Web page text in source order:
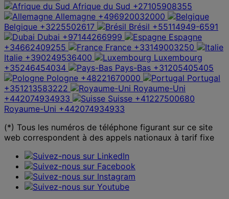
Afrique du Sud +27105908355
Allemagne +496920032000
Belgique +3225502617 Brésil +55114949-6591
Dubai +97144266999
Espagne
+34662409255
France +33149003250
Italie +390249536400
Luxembourg
+35246454034
Pays-Bas +31205405405
Pologne +48221670000
Portugal
+351213583222
Royaume-Uni
+442074934933
Suisse +41227500680
Royaume-Uni +442074934933
(*) Tous les numéros de téléphone figurant sur ce site
web correspondent à des appels nationaux à tarif fixe